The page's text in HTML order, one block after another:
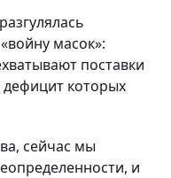
масок»:
поставки
которых
сейчас мы
и